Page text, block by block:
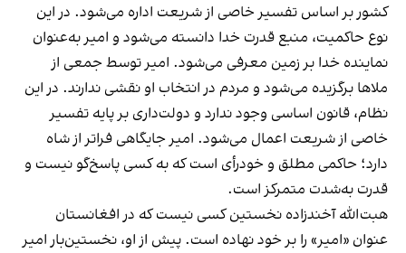
کشور بر اساس تفسیر خاصی از شریعت اداره می‌شود. در این
نوع حاکمیت، منبع قدرت خدا دانسته می‌شود و امیر به‌عنوان
نماینده خدا بر زمین معرفی می‌شود. امیر توسط جمعی از
ملاها برگزیده می‌شود و مردم در انتخاب او نقشی ندارند. در این
نظام، قانون اساسی وجود ندارد و دولت‌داری بر پایه تفسیر
خاصی از شریعت اعمال می‌شود. امیر جایگاهی فراتر از شاه
دارد؛ حاکمی مطلق و خودرأی است که به کسی پاسخ‌گو نیست و
قدرت به‌شدت متمرکز است.
هبت‌الله آخندزاده نخستین کسی نیست که در افغانستان
عنوان «امیر» را بر خود نهاده است. پیش از او، نخستین‌بار امیر